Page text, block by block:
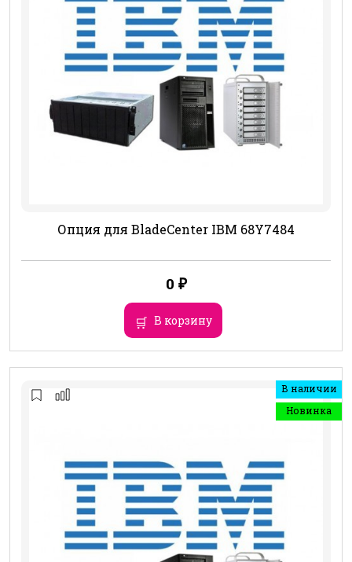
Опция для BladeCenter IBM 68Y7484
0 ₽
В корзину
В наличии
Новинка